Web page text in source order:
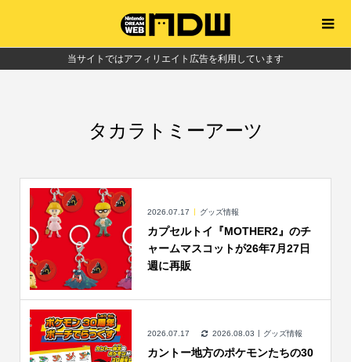
当サイトではアフィリエイト広告を利用しています
タカラトミーアーツ
2026.07.17 グッズ情報
カプセルトイ『MOTHER2』のチ
ャームマスコットが26年7月27日
週に再販
2026.07.17 2026.08.03 グッズ情報
カントー地方のポケモンたちの30